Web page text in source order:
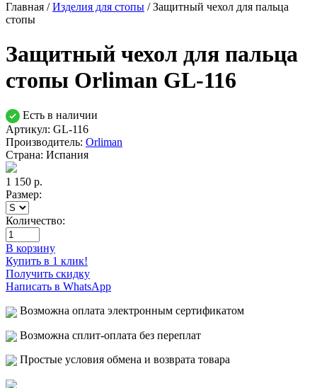
Главная /Изделия для стопы /Защитный чехол для пальца
стопы
Защитный чехол для пальца
стопы Orliman GL-116
Есть в наличии
Артикул: GL-116
Производитель: Orliman
Страна: Испания
1 150 р.
Размер:
Количество:
В корзину
Купить в 1 клик!
Получить скидку
Написать в WhatsApp
Возможна оплата электронным сертификатом
Возможна сплит-оплата без переплат
Простые условия обмена и возврата товара